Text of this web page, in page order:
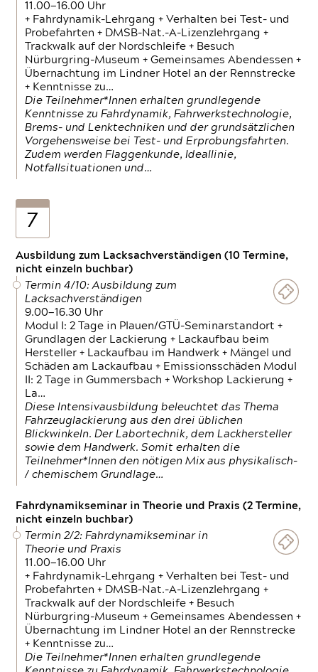
11.00—16.00 Uhr
+ Fahrdynamik-Lehrgang + Verhalten bei Test- und
Probefahrten + DMSB-Nat.-A-Lizenzlehrgang +
Trackwalk auf der Nordschleife + Besuch
Nürburgring-Museum + Gemeinsames Abendessen +
Übernachtung im Lindner Hotel an der Rennstrecke
+ Kenntnisse zu…
Die Teilnehmer*Innen erhalten grundlegende
Kenntnisse zu Fahrdynamik, Fahrwerkstechnologie,
Brems- und Lenktechniken und der grundsätzlichen
Vorgehensweise bei Test- und Erprobungsfahrten.
Zudem werden Flaggenkunde, Ideallinie,
Notfallsituationen und…
7
Ausbildung zum Lacksachverständigen (10 Termine,
nicht einzeln buchbar)
Termin 4/10: Ausbildung zum
Lacksachverständigen
9.00—16.30 Uhr
Modul I: 2 Tage in Plauen/GTÜ-Seminarstandort +
Grundlagen der Lackierung + Lackaufbau beim
Hersteller + Lackaufbau im Handwerk + Mängel und
Schäden am Lackaufbau + Emissionsschäden Modul
II: 2 Tage in Gummersbach + Workshop Lackierung +
La…
Diese Intensivausbildung beleuchtet das Thema
Fahrzeuglackierung aus den drei üblichen
Blickwinkeln. Der Labortechnik, dem Lackhersteller
sowie dem Handwerk. Somit erhalten die
Teilnehmer*Innen den nötigen Mix aus physikalisch-
/ chemischem Grundlage…
Fahrdynamikseminar in Theorie und Praxis (2 Termine,
nicht einzeln buchbar)
Termin 2/2: Fahrdynamikseminar in
Theorie und Praxis
11.00—16.00 Uhr
+ Fahrdynamik-Lehrgang + Verhalten bei Test- und
Probefahrten + DMSB-Nat.-A-Lizenzlehrgang +
Trackwalk auf der Nordschleife + Besuch
Nürburgring-Museum + Gemeinsames Abendessen +
Übernachtung im Lindner Hotel an der Rennstrecke
+ Kenntnisse zu…
Die Teilnehmer*Innen erhalten grundlegende